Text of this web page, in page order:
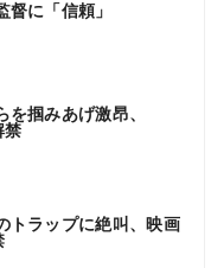
に「信頼」
掴みあげ激昂、
禁
トラップに絶叫、映画